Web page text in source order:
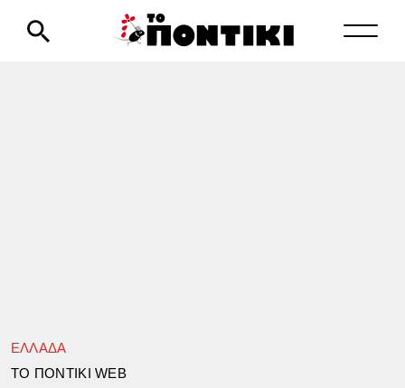
ΕΛΛΑΔΑ
TΟ ΠΟΝΤΙΚΙ WEB